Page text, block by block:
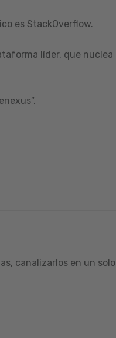
es StackOverflow.
líder, que nuclea
canalizarlos en un solo